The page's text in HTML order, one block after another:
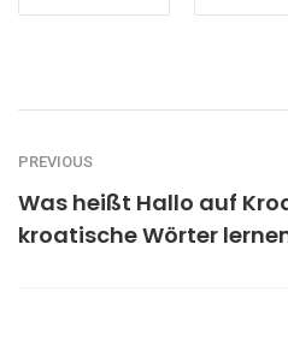
PREVIOUS
Was heißt Hallo auf
kroatische Wörter